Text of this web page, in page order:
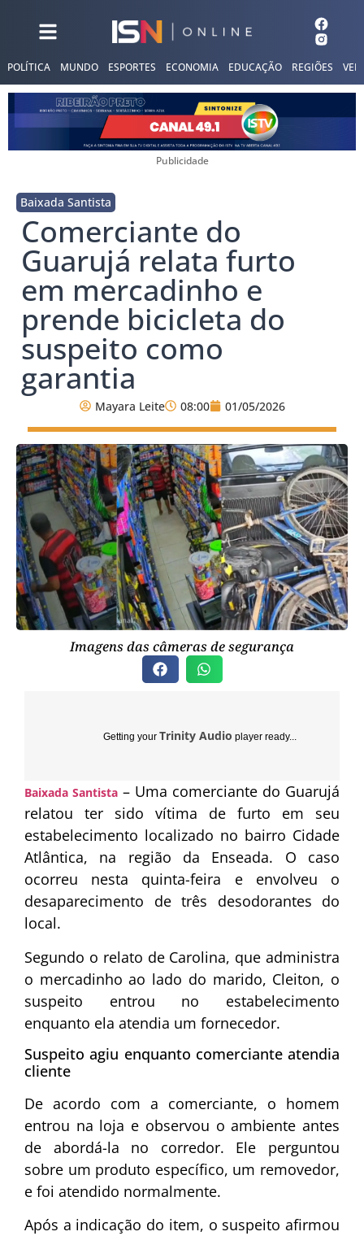
POLÍTICA MUNDO ESPORTES ECONOMIA EDUCAÇÃO REGIÕES
Publicidade
Baixada Santista
Comerciante do
Guarujá relata furto
em mercadinho e
prende bicicleta do
suspeito como
garantia
Mayara Leite 08:00 01/05/2026
Imagens das câmeras de segurança
Getting your Trinity Audio player ready...
Baixada Santista – Uma comerciante do Guarujá
relatou ter sido vítima de furto em seu
estabelecimento localizado no bairro Cidade
Atlântica, na região da Enseada. O caso
ocorreu nesta quinta-feira e envolveu o
desaparecimento de três desodorantes do
local.
Segundo o relato de Carolina, que administra
o mercadinho ao lado do marido, Cleiton, o
suspeito entrou no estabelecimento
enquanto ela atendia um fornecedor.
Suspeito agiu enquanto comerciante atendia
cliente
De acordo com a comerciante, o homem
entrou na loja e observou o ambiente antes
de abordá-la no corredor. Ele perguntou
sobre um produto específico, um removedor,
e foi atendido normalmente.
Após a indicação do item, o suspeito afirmou